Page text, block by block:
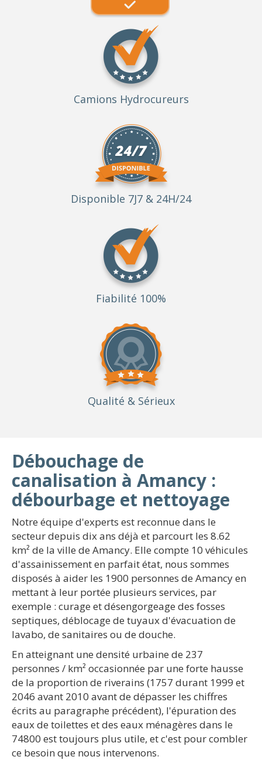
Camions Hydrocureurs
Disponible 7J7 & 24H/24
Fiabilité 100%
Qualité & Sérieux
Débouchage de
canalisation à Amancy :
débourbage et nettoyage
Notre équipe d'experts est reconnue dans le
secteur depuis dix ans déjà et parcourt les 8.62
km² de la ville de Amancy. Elle compte 10 véhicules
d'assainissement en parfait état, nous sommes
disposés à aider les 1900 personnes de Amancy en
mettant à leur portée plusieurs services, par
exemple : curage et désengorgeage des fosses
septiques, déblocage de tuyaux d'évacuation de
lavabo, de sanitaires ou de douche.
En atteignant une densité urbaine de 237
personnes / km² occasionnée par une forte hausse
de la proportion de riverains (1757 durant 1999 et
2046 avant 2010 avant de dépasser les chiffres
écrits au paragraphe précédent), l'épuration des
eaux de toilettes et des eaux ménagères dans le
74800 est toujours plus utile, et c'est pour combler
ce besoin que nous intervenons.